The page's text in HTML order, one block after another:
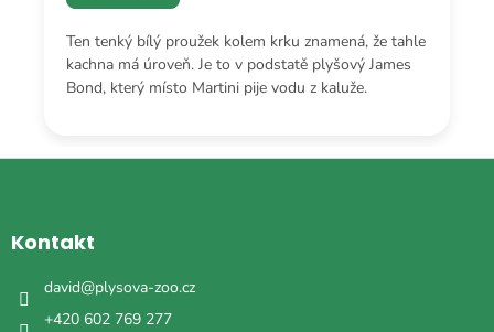
Ten tenký bílý proužek kolem krku znamená, že tahle
kachna má úroveň. Je to v podstatě plyšový James
Bond, který místo Martini pije vodu z kaluže.
Z
aKontakt
david@plysova-zoo.cz
+420 602 769 277